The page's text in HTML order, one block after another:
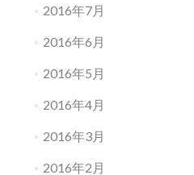
2016年7月
2016年6月
2016年5月
2016年4月
2016年3月
2016年2月